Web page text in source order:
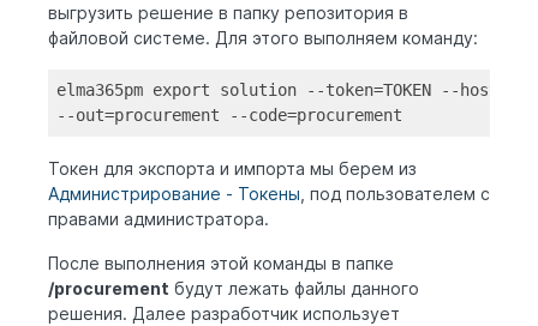
выгрузить решение в папку репозитория в
файловой системе. Для этого выполняем команду:
elma365pm export solution --token=TOKEN --
--out=procurement --code=procurement
Токен для экспорта и импорта мы берем из
Администрирование - Токены , под пользователем с
правами администратора.
После выполнения этой команды в папке
/procurement будут лежать файлы данного
решения. Далее разработчик использует